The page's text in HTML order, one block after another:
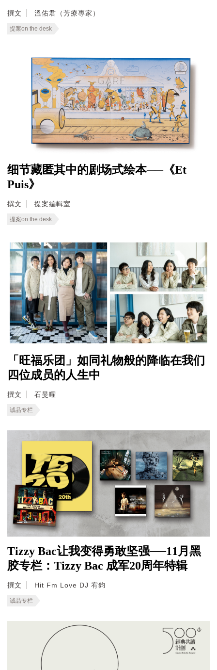
撰文 溫佑君（芳療專家）
提案on the desk
细节藏匿其中的剧场式绘本──《Et
Puis》
撰文 提案編輯室
提案on the desk
「旺福乐团」如同礼物般的降临在我们
四位成员的人生中
撰文 石旻曜
诚品专栏
Tizzy Bac让我变得勇敢坚强──11月黑
胶专栏：Tizzy Bac 成军20周年特辑
撰文 Hit Fm Love DJ 宥鈞
诚品专栏